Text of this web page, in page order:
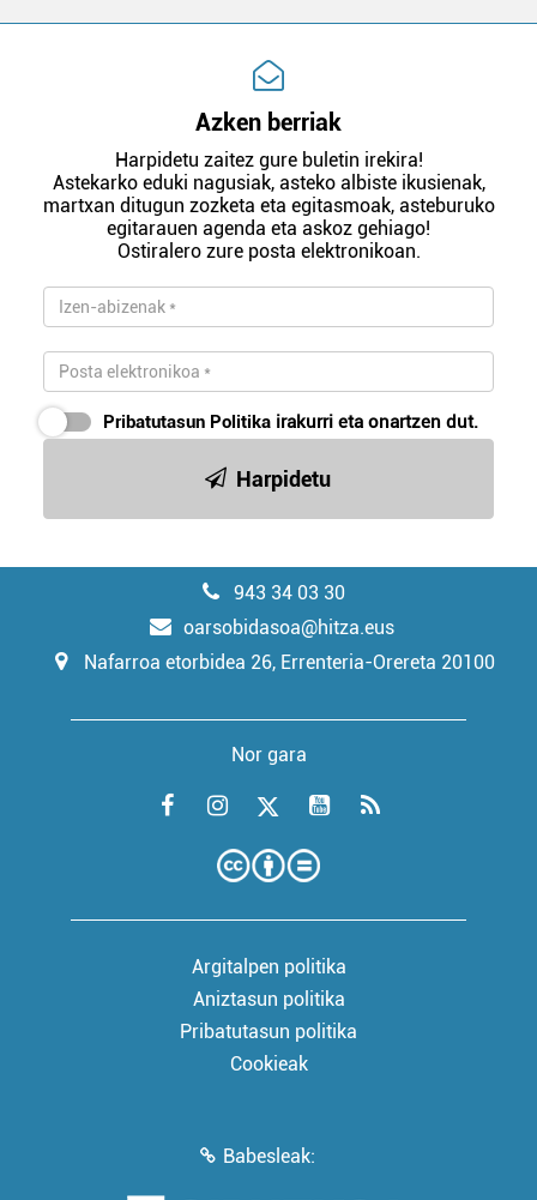
Azken berriak
Harpidetu zaitez gure buletin irekira!
Astekarko eduki nagusiak, asteko albiste ikusienak,
martxan ditugun zozketa eta egitasmoak, asteburuko
egitarauen agenda eta askoz gehiago!
Ostiralero zure posta elektronikoan.
Pribatutasun Politika irakurri eta onartzen dut.
Harpidetu
943 34 03 30
oarsobidasoa@hitza.eus
Nafarroa etorbidea 26, Errenteria-Orereta 20100
Nor gara
Argitalpen politika
Aniztasun politika
Pribatutasun politika
Cookieak
Babesleak: